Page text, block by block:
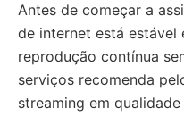
Antes de começar a
de internet está estável
reprodução contínua
serviços recomenda
streaming em